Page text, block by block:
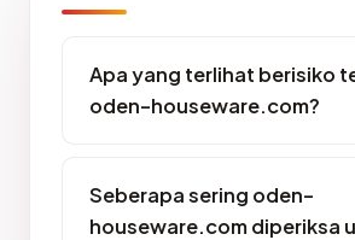
Apa yang terlihat berisiko
oden-houseware.com?
Seberapa sering oden-
houseware.com diperiksa